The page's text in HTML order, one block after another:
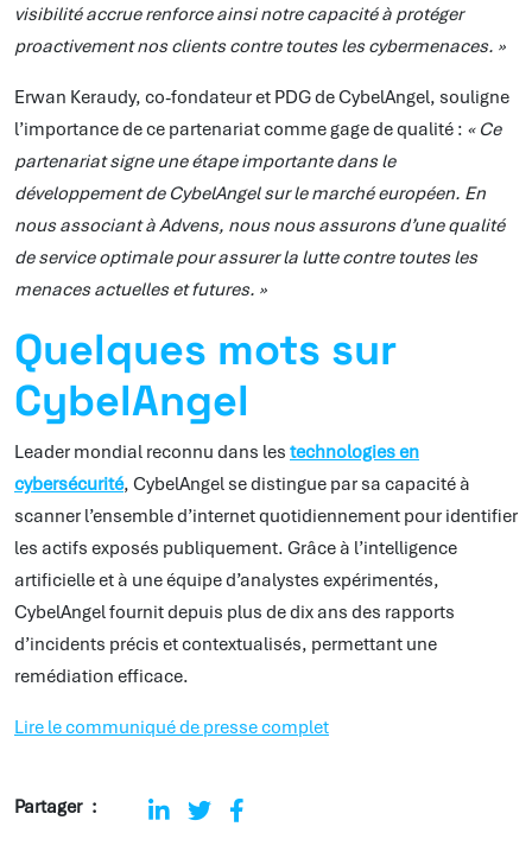
visibilité accrue renforce ainsi notre capacité à protéger
proactivement nos clients contre toutes les cybermenaces. »
Erwan Keraudy, co-fondateur et PDG de CybelAngel, souligne
l’importance de ce partenariat comme gage de qualité : « Ce
partenariat signe une étape importante dans le
développement de CybelAngel sur le marché européen. En
nous associant à Advens, nous nous assurons d’une qualité
de service optimale pour assurer la lutte contre toutes les
menaces actuelles et futures. »
Quelques mots sur
CybelAngel
Leader mondial reconnu dans les technologies en
cybersécurité, CybelAngel se distingue par sa capacité à
scanner l’ensemble d’internet quotidiennement pour identifier
les actifs exposés publiquement. Grâce à l’intelligence
artificielle et à une équipe d’analystes expérimentés,
CybelAngel fournit depuis plus de dix ans des rapports
d’incidents précis et contextualisés, permettant une
remédiation efficace.
Lire le communiqué de presse complet
Partager